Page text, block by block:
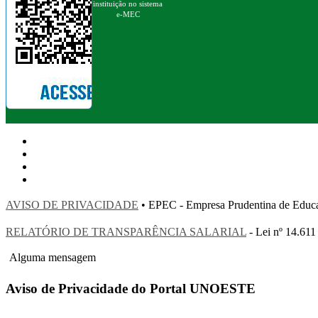
instituição no sistema
e-MEC
AVISO DE PRIVACIDADE • EPEC - Empresa Prudentina de
RELATÓRIO DE TRANSPARÊNCIA SALARIAL - Lei nº
Alguma mensagem
Aviso de Privacidade do Portal UNOESTE